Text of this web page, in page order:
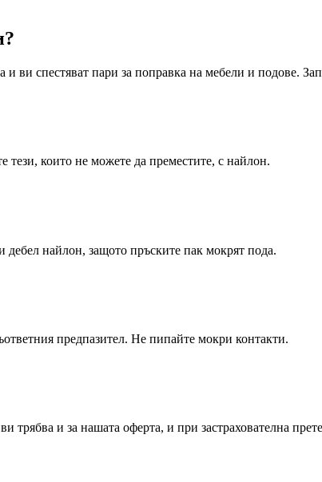
ви спестяват пари за поправка на мебели и подове.
тези, които не можете да преместите, с найлон.
найлон, защото пръските пак мокрят пода.
предпазител. Не пипайте мокри контакти.
трябва и за нашата оферта, и при застрахователна